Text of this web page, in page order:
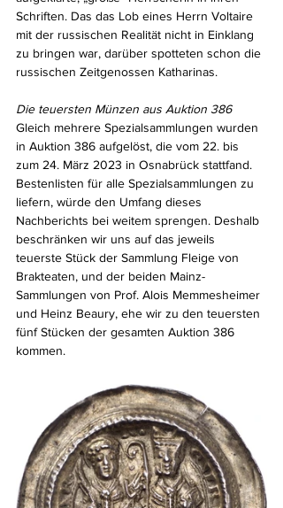
Schriften. Das das Lob eines Herrn Voltaire
mit der russischen Realität nicht in Einklang
zu bringen war, darüber spotteten schon die
russischen Zeitgenossen Katharinas.
Die teuersten Münzen aus Auktion 386
Gleich mehrere Spezialsammlungen wurden
in Auktion 386 aufgelöst, die vom 22. bis
zum 24. März 2023 in Osnabrück stattfand.
Bestenlisten für alle Spezialsammlungen zu
liefern, würde den Umfang dieses
Nachberichts bei weitem sprengen. Deshalb
beschränken wir uns auf das jeweils
teuerste Stück der Sammlung Fleige von
Brakteaten, und der beiden Mainz-
Sammlungen von Prof. Alois Memmesheimer
und Heinz Beaury, ehe wir zu den teuersten
fünf Stücken der gesamten Auktion 386
kommen.